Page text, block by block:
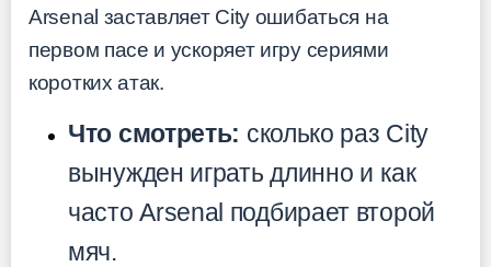
Arsenal заставляет City ошибаться на
первом пасе и ускоряет игру сериями
коротких атак.
Что смотреть: сколько раз City
вынужден играть длинно и как
часто Arsenal подбирает второй
мяч.